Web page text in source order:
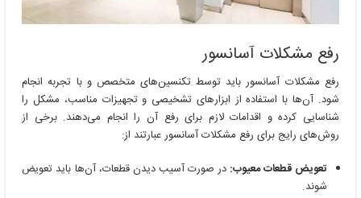
رفع مشکلات آسانسور
رفع مشکلات آسانسور باید توسط تکنسین‌های متخصص و با تجربه انجام
شود. آن‌ها با استفاده از ابزارهای تشخیصی و تجهیزات مناسب، مشکل را
شناسایی کرده و اقدامات لازم برای رفع آن را انجام می‌دهند. برخی از
روش‌های رایج برای رفع مشکلات آسانسور عبارتند از:
تعویض قطعات معیوب: در صورت آسیب دیدن قطعات، آن‌ها باید تعویض
شوند.